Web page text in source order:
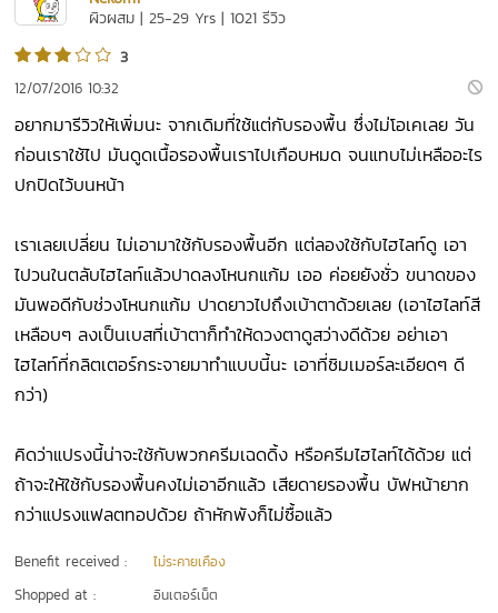
ผิวผสม | 25-29 Yrs | 1021 รีวิว
3
12/07/2016 10:32
อยากมารีวิวให้เพิ่มนะ จากเดิมที่ใช้แต่กับรองพื้น ซึ่งไม่โอเคเลย วัน
ก่อนเราใช้ไป มันดูดเนื้อรองพื้นเราไปเกือบหมด จนแทบไม่เหลืออะไร
ปกปิดไว้บนหน้า
เราเลยเปลี่ยน ไม่เอามาใช้กับรองพื้นอีก แต่ลองใช้กับไฮไลท์ดู เอา
ไปวนในตลับไฮไลท์แล้วปาดลงโหนกแก้ม เออ ค่อยยังชั่ว ขนาดของ
มันพอดีกับช่วงโหนกแก้ม ปาดยาวไปถึงเบ้าตาด้วยเลย (เอาไฮไลท์สี
เหลือบๆ ลงเป็นเบสที่เบ้าตาก็ทำให้ดวงตาดูสว่างดีด้วย อย่าเอา
ไฮไลท์ที่กลิตเตอร์กระจายมาทำแบบนี้นะ เอาที่ชิมเมอร์ละเอียดๆ ดี
กว่า)
คิดว่าแปรงนี้น่าจะใช้กับพวกครีมเฉดดิ้ง หรือครีมไฮไลท์ได้ด้วย แต่
ถ้าจะให้ใช้กับรองพื้นคงไม่เอาอีกแล้ว เสียดายรองพื้น บัฟหน้ายาก
กว่าแปรงแฟลตทอปด้วย ถ้าหักพังก็ไม่ซื้อแล้ว
Benefit received : ไม่ระคายเคือง
Shopped at : อินเตอร์เน็ต